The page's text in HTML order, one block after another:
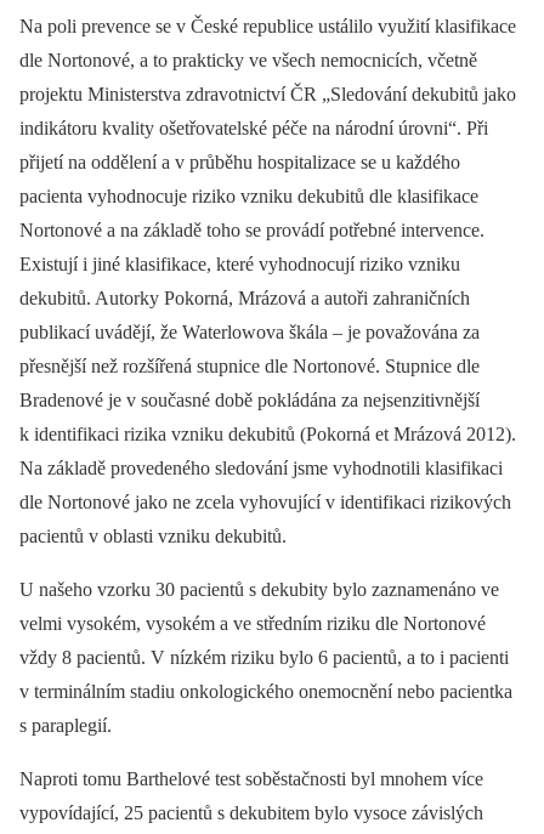
Na poli prevence se v České republice ustálilo využití klasifikace
dle Nortonové, a to prakticky ve všech nemocnicích, včetně
projektu Ministerstva zdravotnictví ČR „Sledování dekubitů jako
indikátoru kvality ošetřovatelské péče na národní úrovni“. Při
přijetí na oddělení a v průběhu hospitalizace se u každého
pacienta vyhodnocuje riziko vzniku dekubitů dle klasifikace
Nortonové a na základě toho se provádí potřebné intervence.
Existují i jiné klasifikace, které vyhodnocují riziko vzniku
dekubitů. Autorky Pokorná, Mrázová a autoři zahraničních
publikací uvádějí, že Waterlowova škála –⁠ je považována za
přesnější než rozšířená stupnice dle Nortonové. Stupnice dle
Bradenové je v současné době pokládána za nejsenzitivnější
k identifikaci rizika vzniku dekubitů (Pokorná et Mrázová 2012).
Na základě provedeného sledování jsme vyhodnotili klasifikaci
dle Nortonové jako ne zcela vyhovující v identifikaci rizikových
pacientů v oblasti vzniku dekubitů.
U našeho vzorku 30 pacientů s dekubity bylo zaznamenáno ve
velmi vysokém, vysokém a ve středním riziku dle Nortonové
vždy 8 pacientů. V nízkém riziku bylo 6 pacientů, a to i pacienti
v terminálním stadiu onkologického onemocnění nebo pacientka
s paraplegií.
Naproti tomu Barthelové test soběstačnosti byl mnohem více
vypovídající, 25 pacientů s dekubitem bylo vysoce závislých